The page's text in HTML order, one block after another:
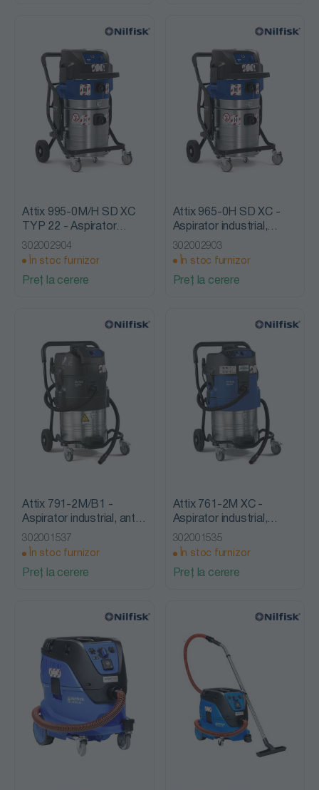
Attix 995-0M/H SD XC
TYP 22 - Aspirator
industrial, anti - explozie,
Nilfisk Alto
302002904
În stoc furnizor
Preț la cerere
Attix 965-0H SD XC -
Aspirator industrial,
clasa de praf H, Nilfisk
Alto
302002903
În stoc furnizor
Preț la cerere
Attix 791-2M/B1 -
Aspirator industrial, anti -
explozie, Nilfisk Alto
302001537
În stoc furnizor
Preț la cerere
Attix 761-2M XC -
Aspirator industrial,
clasa de praf M, Nilfisk
Alto
302001535
În stoc furnizor
Preț la cerere